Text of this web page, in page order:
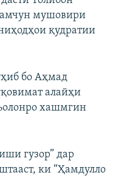
мушовири
қудратии
бо Аҳмад
алайҳи
хашмгин
гузор” дар
ки “Ҳамдулло